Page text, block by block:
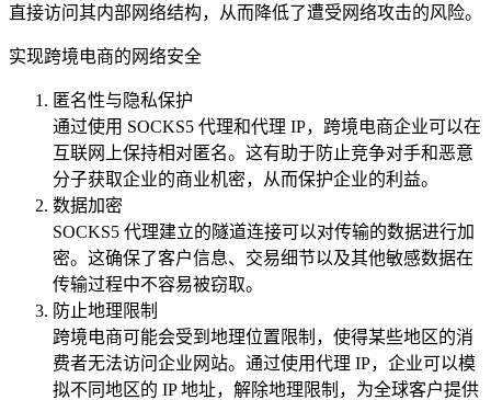
直接访问其内部网络结构，从而降低了遭受网络攻击的风险。
实现跨境电商的网络安全
匿名性与隐私保护
通过使用 SOCKS5 代理和代理 IP，跨境电商企业可以在
互联网上保持相对匿名。这有助于防止竞争对手和恶意
分子获取企业的商业机密，从而保护企业的利益。
数据加密
SOCKS5 代理建立的隧道连接可以对传输的数据进行加
密。这确保了客户信息、交易细节以及其他敏感数据在
传输过程中不容易被窃取。
防止地理限制
跨境电商可能会受到地理位置限制，使得某些地区的消
费者无法访问企业网站。通过使用代理 IP，企业可以模
拟不同地区的 IP 地址，解除地理限制，为全球客户提供